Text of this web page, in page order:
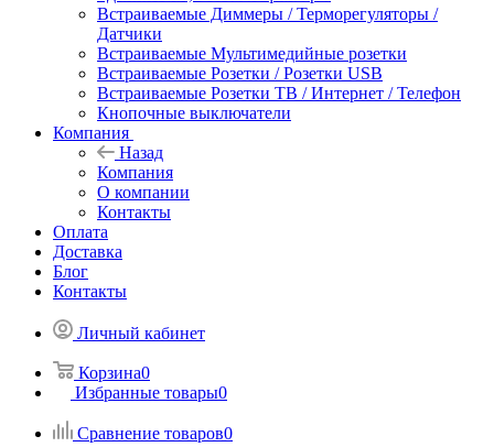
Встраиваемые Диммеры / Терморегуляторы /
Датчики
Встраиваемые Мультимедийные розетки
Встраиваемые Розетки / Розетки USB
Встраиваемые Розетки ТВ / Интернет / Телефон
Кнопочные выключатели
Компания
Назад
Компания
О компании
Контакты
Оплата
Доставка
Блог
Контакты
Личный кабинет
Корзина0
Избранные товары0
Сравнение товаров0